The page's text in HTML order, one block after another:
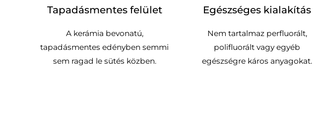
Tapadásmentes felület
A kerámia bevonatú,
tapadásmentes edényben semmi
sem ragad le sütés közben.
Egészséges kialakítás
Nem tartalmaz perfluorált,
polifluorált vagy egyéb
egészségre káros anyagokat.